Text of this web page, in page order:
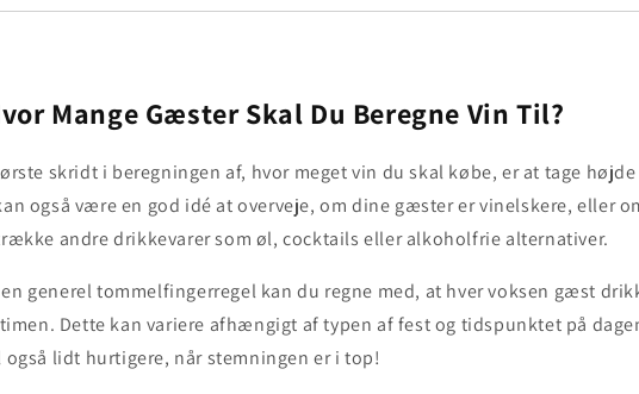
Mange Gæster Skal Du Beregne Vin Til?
skridt i beregningen af, hvor meget vin du skal købe, er at tage
også være en god idé at overveje, om dine gæster er vinelskere, eller
andre drikkevarer som øl, cocktails eller alkoholfrie alternativer.
en generel tommelfingerregel kan du regne med, at hver voksen gæst
Dette kan variere afhængigt af typen af fest og tidspunktet på
også lidt hurtigere, når stemningen er i top!